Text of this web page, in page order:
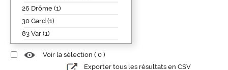
26 Drôme (1)
30 Gard (1)
83 Var (1)
Voir la sélection ( 0 )
Exporter tous les résultats en CSV